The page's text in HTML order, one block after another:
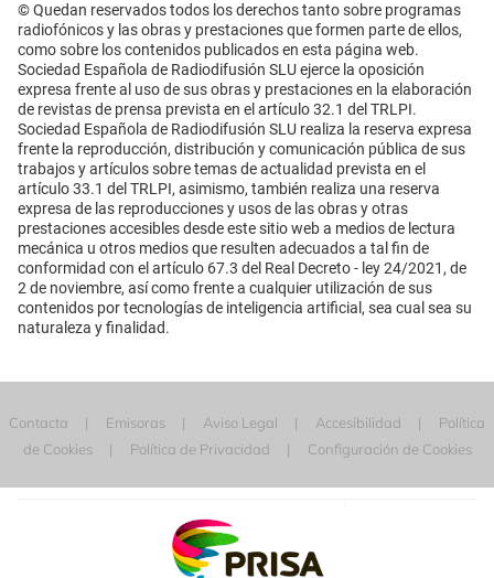
© Quedan reservados todos los derechos tanto sobre programas
radiofónicos y las obras y prestaciones que formen parte de ellos,
como sobre los contenidos publicados en esta página web.
Sociedad Española de Radiodifusión SLU ejerce la oposición
expresa frente al uso de sus obras y prestaciones en la elaboración
de revistas de prensa prevista en el artículo 32.1 del TRLPI.
Sociedad Española de Radiodifusión SLU realiza la reserva expresa
frente la reproducción, distribución y comunicación pública de sus
trabajos y artículos sobre temas de actualidad prevista en el
artículo 33.1 del TRLPI, asimismo, también realiza una reserva
expresa de las reproducciones y usos de las obras y otras
prestaciones accesibles desde este sitio web a medios de lectura
mecánica u otros medios que resulten adecuados a tal fin de
conformidad con el artículo 67.3 del Real Decreto - ley 24/2021, de
2 de noviembre, así como frente a cualquier utilización de sus
contenidos por tecnologías de inteligencia artificial, sea cual sea su
naturaleza y finalidad.
Contacta Emisoras Aviso Legal Accesibilidad
Política
de Cookies
Política de Privacidad Configuración de Cookies